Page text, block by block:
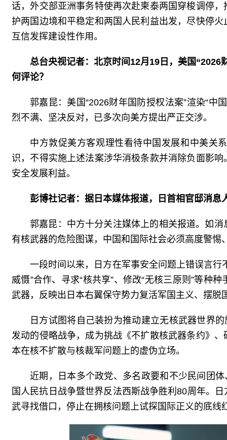
话，外交部亚洲事务特使再次赴柬泰两国穿梭调停
护两国边境和平稳定和两国人民利益出发，尽快停
互信发挥建设性作用。
总台央视记者：北京时间12月19日，美国
何评论？
郭嘉昆：美国“2026财年国防授权法案”渲染“中
烈不满、坚决反对，已多次向美方提出严正交涉。
中方敦促美方客观理性看待中国发展和中美关
识，不得实施上述法案涉华消极条款并消除负面影
安全发展利益。
彭博社记者：据日本媒体报道，日首相官邸消
郭嘉昆：中方十分关注媒体上的相关报道。如
有核武器的危险图谋，中国和国际社会必须高度警惕
一段时间以来，日方在军事安全问题上错误言
威慑”合作、寻求“核共享”、修改“无核三原则”等种
武器，反映出日本右翼保守势力复活军国主义、摆脱
日方试图将自己装扮为推动建立无核武器世界
发动的侵略战争，成为挑战《不扩散核武器条约》
本在核不扩散与核裁军问题上的虚伪立场。
近期，日本多个政党、多名政要和不少民间团
国人民抗日战争暨世界反法西斯战争胜利80周年。
武寻找借口，停止在拥核问题上试探国际正义的底线